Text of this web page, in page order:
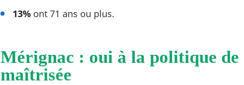
13%ont 71 ans ou plus.
Mérignac : oui à la politique
maîtrisée